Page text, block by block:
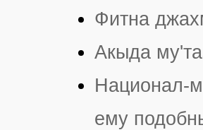
Фитна
Акыда
Национал-
ему